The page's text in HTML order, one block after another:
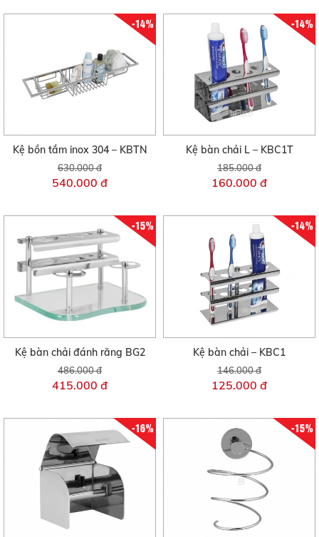
-14%
Kệ bồn tắm inox 304 – KBTN
630.000 đ
540.000 đ
-14%
Kệ bàn chải L – KBC1T
185.000 đ
160.000 đ
-15%
Kệ bàn chải đánh răng BG2
486.000 đ
415.000 đ
-14%
Kệ bàn chải – KBC1
146.000 đ
125.000 đ
-16% -15%